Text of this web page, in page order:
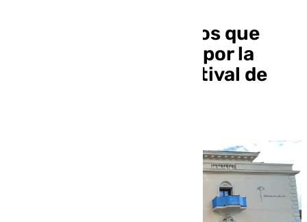
Estos son los invitados que
pasarán este viernes por la
alfombra roja del Festival de